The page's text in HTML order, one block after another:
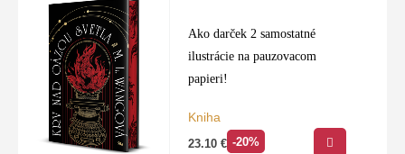
Ako darček 2 samostatné
ilustrácie na pauzovacom
papieri!
Kniha
23.10€ -20%